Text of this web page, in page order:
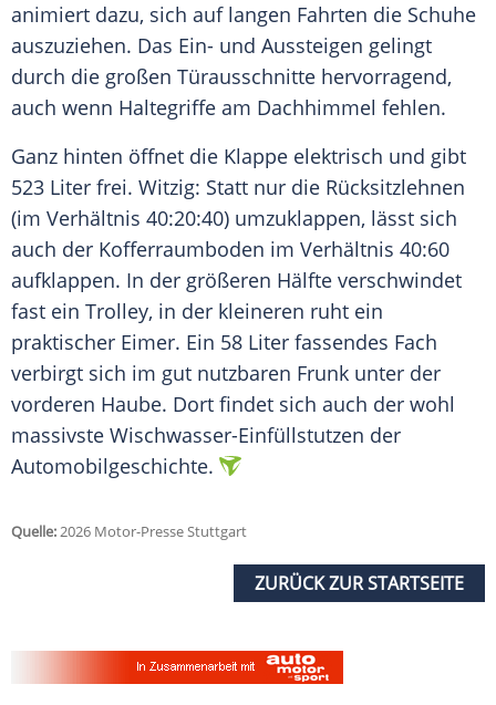
animiert dazu, sich auf langen Fahrten die Schuhe
auszuziehen. Das Ein- und Aussteigen gelingt
durch die großen Türausschnitte hervorragend,
auch wenn Haltegriffe am Dachhimmel fehlen.
Ganz hinten öffnet die Klappe elektrisch und gibt
523 Liter frei. Witzig: Statt nur die Rücksitzlehnen
(im Verhältnis 40:20:40) umzuklappen, lässt sich
auch der Kofferraumboden im Verhältnis 40:60
aufklappen. In der größeren Hälfte verschwindet
fast ein Trolley, in der kleineren ruht ein
praktischer Eimer. Ein 58 Liter fassendes Fach
verbirgt sich im gut nutzbaren Frunk unter der
vorderen Haube. Dort findet sich auch der wohl
massivste Wischwasser-Einfüllstutzen der
Automobilgeschichte.
Quelle:2026 Motor-Presse Stuttgart
ZURÜCK ZUR STARTSEITE